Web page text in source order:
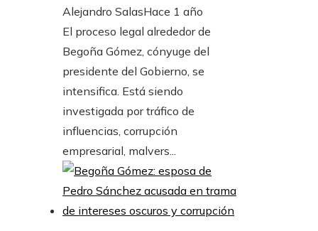
Alejandro SalasHace 1 año
El proceso legal alrededor de
Begoña Gómez, cónyuge del
presidente del Gobierno, se
intensifica. Está siendo
investigada por tráfico de
influencias, corrupción
empresarial, malvers...